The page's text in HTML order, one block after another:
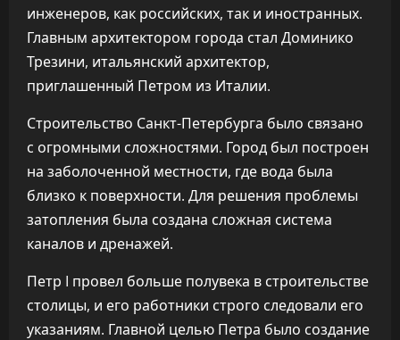
инженеров, как российских, так и иностранных.
Главным архитектором города стал Доминико
Трезини, итальянский архитектор,
приглашенный Петром из Италии.
Строительство Санкт-Петербурга было связано
с огромными сложностями. Город был построен
на заболоченной местности, где вода была
близко к поверхности. Для решения проблемы
затопления была создана сложная система
каналов и дренажей.
Петр I провел больше полувека в строительстве
столицы, и его работники строго следовали его
указаниям. Главной целью Петра было создание